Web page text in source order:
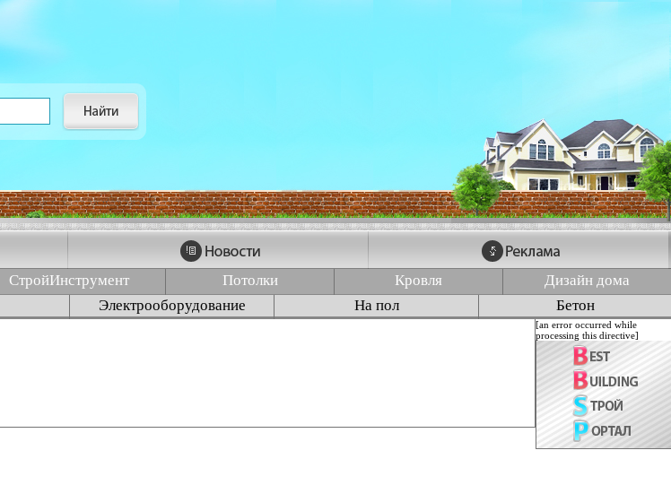
СтройИнструмент Потолки Кровля
Дизайн дома
Электрооборудование На пол Бетон
[an error occurred while
processing this directive]